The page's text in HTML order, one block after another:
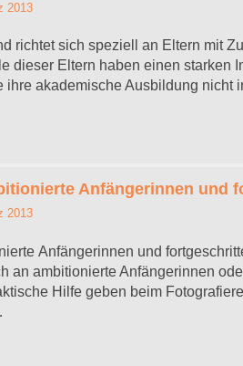
2013
richtet sich speziell an Eltern mit
dieser Eltern haben einen starken
ihre akademische Ausbildung nicht
Anfängerinnen und
2013
Anfängerinnen und
an ambitionierte Anfängerinnen
Hilfe geben beim